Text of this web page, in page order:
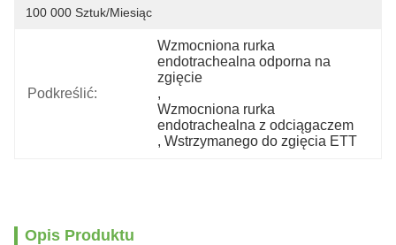
100 000 Sztuk/miesiąc
Podkreślić:
Wzmocniona rurka
endotrachealna odporna na
zgięcie
,
Wzmocniona rurka
endotrachealna z odciągaczem
, Wstrzymanego do zgięcia ETT
Opis Produktu